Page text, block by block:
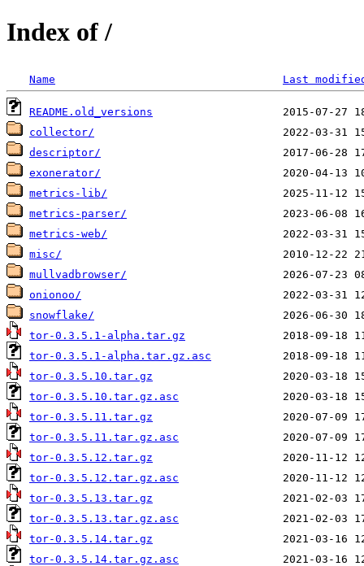
Index of /
Name Last
README.old_versions
collector/
descriptor/
exonerator/
metrics-lib/
metrics-parser/
metrics-web/
misc/
mullvadbrowser/
onionoo/
snowflake/
tor-0.3.5.1-alpha.tar.gz
tor-0.3.5.1-alpha.tar.gz.asc
tor-0.3.5.10.tar.gz
tor-0.3.5.10.tar.gz.asc
tor-0.3.5.11.tar.gz
tor-0.3.5.11.tar.gz.asc
tor-0.3.5.12.tar.gz
tor-0.3.5.12.tar.gz.asc
tor-0.3.5.13.tar.gz
tor-0.3.5.13.tar.gz.asc
tor-0.3.5.14.tar.gz
tor-0.3.5.14.tar.gz.asc